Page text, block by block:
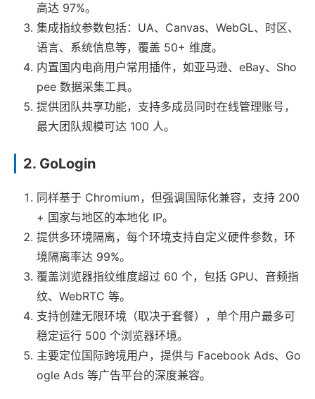
高达 97%。
集成指纹参数包括：UA、Canvas、WebGL、时区、
语言、系统信息等，覆盖 50+ 维度。
内置国内电商用户常用插件，如亚马逊、eBay、Sho
pee 数据采集工具。
提供团队共享功能，支持多成员同时在线管理账号，
最大团队规模可达 100 人。
2. GoLogin
同样基于 Chromium，但强调国际化兼容，支持 200
+ 国家与地区的本地化 IP。
提供多环境隔离，每个环境支持自定义硬件参数，环
境隔离率达 99%。
覆盖浏览器指纹维度超过 60 个，包括 GPU、音频指
纹、WebRTC 等。
支持创建无限环境（取决于套餐），单个用户最多可
稳定运行 500 个浏览器环境。
主要定位国际跨境用户，提供与 Facebook Ads、Go
ogle Ads 等广告平台的深度兼容。